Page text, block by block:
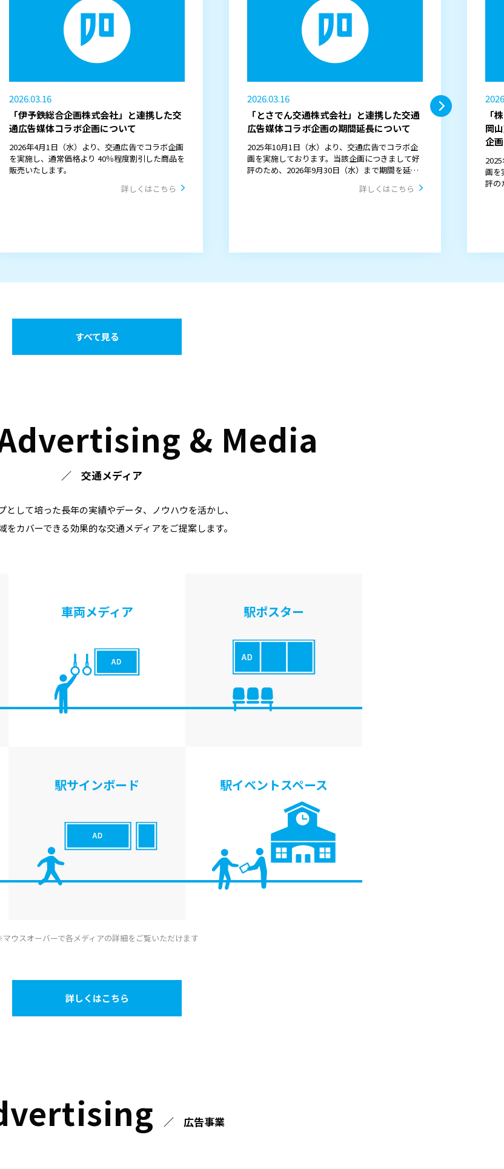
2026.03.16
「伊予鉄総合企画株式会社」と連携した交
通広告媒体コラボ企画について
2026年4月1日（水）より、交通広告でコラボ企画
を実施し、通常価格より 40％程度割引した商品を
販売いたします。
詳しくはこちら
2026.03.16
「とさでん交通株式会社」と連携した交通
広告媒体コラボ企画の期間延長について
2025年10月1日（水）より、交通広告でコラボ企
画を実施しております。当該企画につきまして好
評のため、2026年9月30日（水）まで期間を延長
詳しくはこちら
「
岡
企
画を
評の
すべて見る
& Media
交通メディア
として培った長年の実績やデータ、ノウハウを活かし、
をカバーできる効果的な交通メディアをご提案します。
車両メディア 駅ポスター
駅サインボード 駅イベントスペース
ウスオーバーで各メディアの詳細をご覧いただけます
詳しくはこちら
広告事業